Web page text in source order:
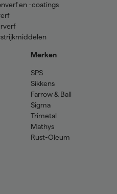
en -coatings
Merken
SPS
Sikkens
Farrow & Ball
Sigma
Trimetal
Mathys
Rust-Oleum